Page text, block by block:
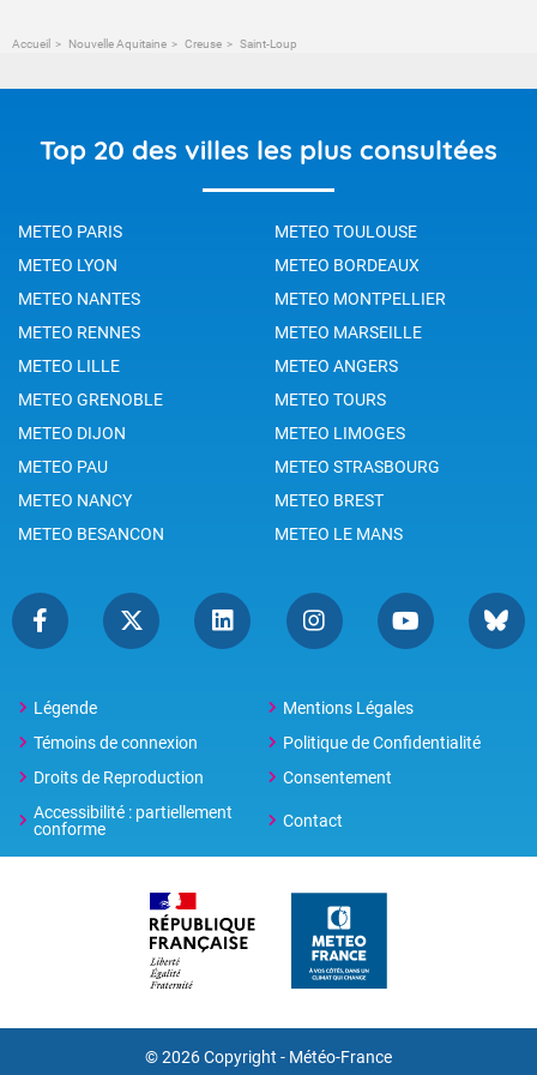
Accueil Nouvelle Aquitaine Creuse Saint-Loup
Top 20 des villes les plus consultées
METEO PARIS
METEO TOULOUSE
METEO LYON
METEO BORDEAUX
METEO NANTES
METEO MONTPELLIER
METEO RENNES
METEO MARSEILLE
METEO LILLE
METEO ANGERS
METEO GRENOBLE
METEO TOURS
METEO DIJON
METEO LIMOGES
METEO PAU
METEO STRASBOURG
METEO NANCY
METEO BREST
METEO BESANCON
METEO LE MANS
Légende
Mentions Légales
Témoins de connexion
Politique de Confidentialité
Droits de Reproduction
Consentement
Accessibilité : partiellement
conforme
Contact
© 2026 Copyright - Météo-France